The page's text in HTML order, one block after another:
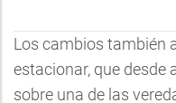
Los cambios también
estacionar, que desde
sobre una de las